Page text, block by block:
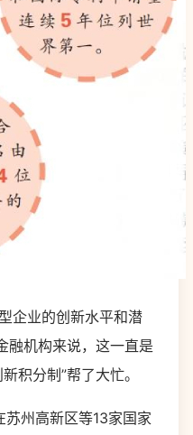
业的创新水平和潜
融机构来说，这一直是
积分制”帮了大忙。
州高新区等13家国家